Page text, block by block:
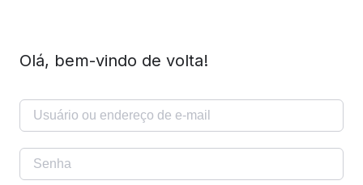
Olá, bem-vindo de volta!